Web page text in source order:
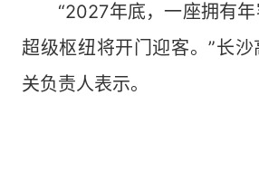
“2027年底，一座拥有年
超级枢纽将开门迎客。”长
关负责人表示。